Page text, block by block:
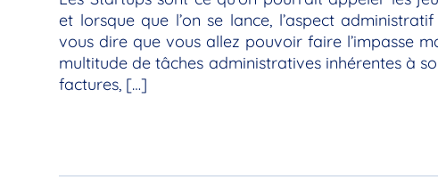
et lorsque que l’on se lance, l’aspect
vous dire que vous allez pouvoir faire l’impasse
multitude de tâches administratives inhérentes à
factures, […]